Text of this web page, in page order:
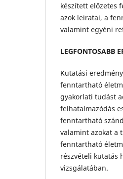
készített előzetes
azok leiratai, a
valamint egyéni
LEGFONTOSABB
Kutatási
fenntartható
gyakorlati tudást
felhatalmazódás
fenntartható
valamint azokat a
fenntartható
részvételi kutatás
vizsgálatában.